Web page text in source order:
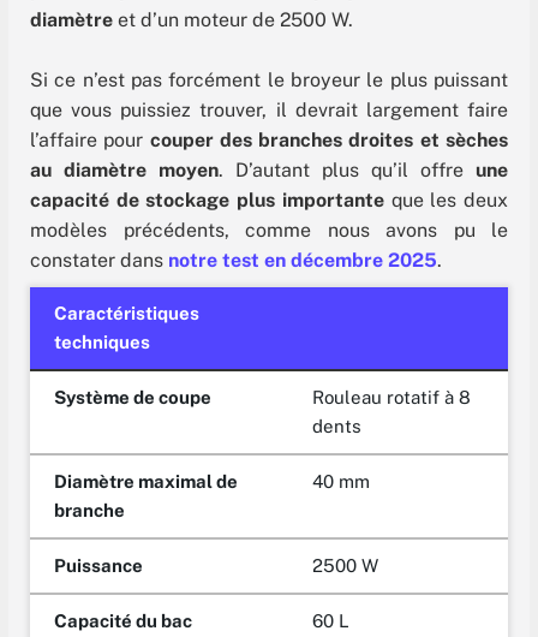
diamètre et d’un moteur de 2500 W.
Si ce n’est pas forcément le broyeur le plus puissant
que vous puissiez trouver, il devrait largement faire
l’affaire pour couper des branches droites et sèches
au diamètre moyen. D’autant plus qu’il offre une
capacité de stockage plus importanteque les deux
modèles précédents, comme nous avons pu le
constater dans notre test en décembre 2025.
Caractéristiques
techniques
Système de coupe
Rouleau rotatif à 8
dents
Diamètre maximal de
branche
40 mm
Puissance 2500 W
Capacité du bac 60 L